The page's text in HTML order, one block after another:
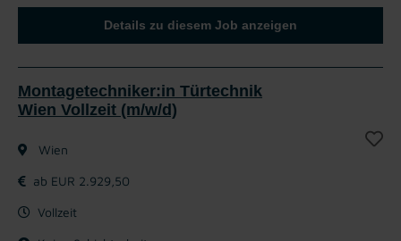
Details zu diesem Job anzeigen
Montagetechniker:in Türtechnik
Wien Vollzeit (m/w/d)
Wien
ab EUR 2.929,50
Vollzeit